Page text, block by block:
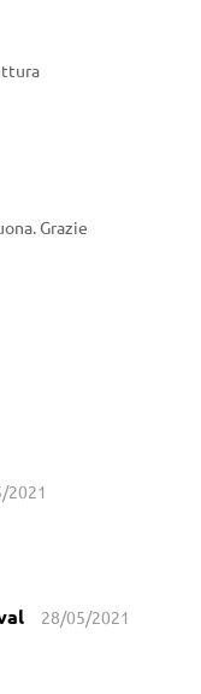
Grazie
2021
28/05/2021